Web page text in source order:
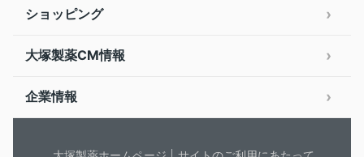
ショッピング
大塚製薬CM情報
企業情報